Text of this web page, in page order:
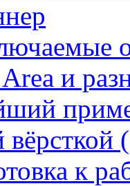
и
вёрсткой
к